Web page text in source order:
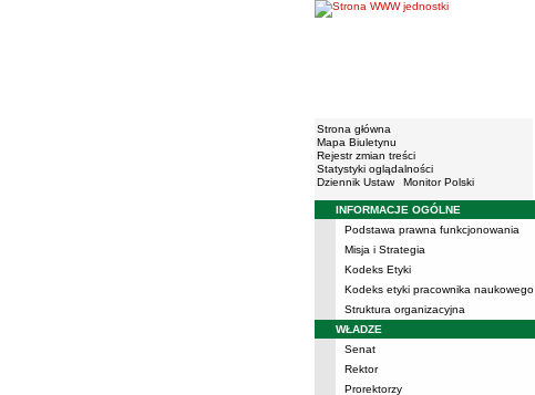
Strona główna
Mapa Biuletynu
Rejestr zmian treści
Statystyki oglądalności
Dziennik Ustaw
Monitor Polski
Menu
INFORMACJE OGÓLNE
Podstawa prawna funkcjonowania
Misja i Strategia
Kodeks Etyki
Kodeks etyki pracownika naukowego
Struktura organizacyjna
WŁADZE
Senat
Rektor
Prorektorzy